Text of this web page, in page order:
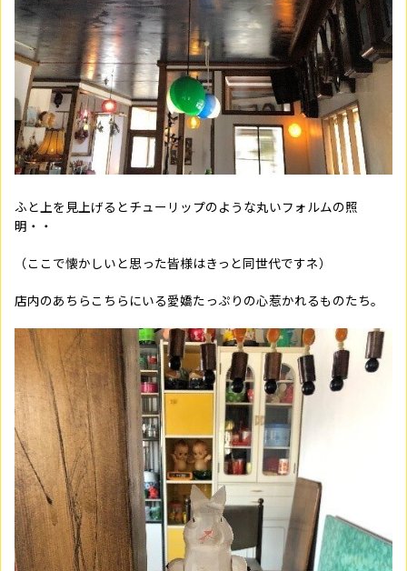
ふと上を見上げるとチューリップのような丸いフォルムの照
明・・
（ここで懐かしいと思った皆様はきっと同世代ですネ）
店内のあちらこちらにいる愛嬌たっぷりの心惹かれるものたち。